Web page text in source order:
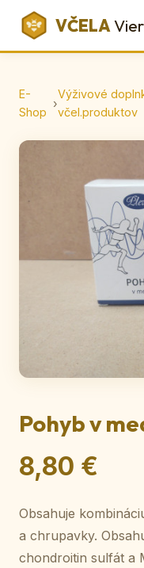
VČELA
E-
Shop
›
Výživové
včel.produktov
Pohyb v
8,80 €
Obsahuje
a chrupavky.
chondroitin sulfát a